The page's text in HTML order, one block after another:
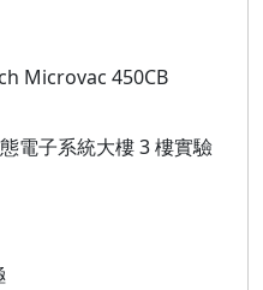
Microvac 450CB
電子系統大樓 3 樓實驗